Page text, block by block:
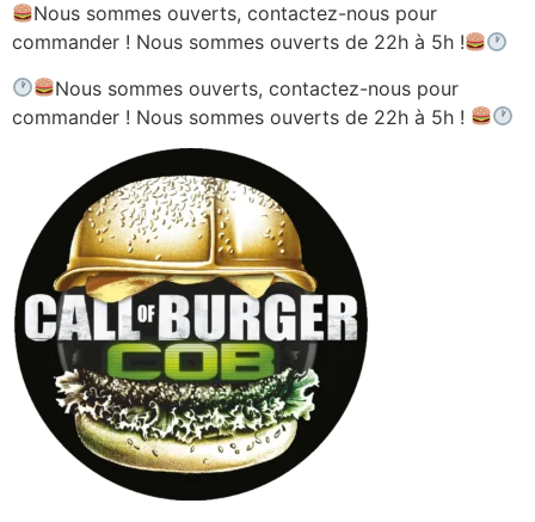
Nous sommes ouverts, contactez-nous pour
commander ! Nous sommes ouverts de 22h à 5h !
Nous sommes ouverts, contactez-nous pour
commander ! Nous sommes ouverts de 22h à 5h !